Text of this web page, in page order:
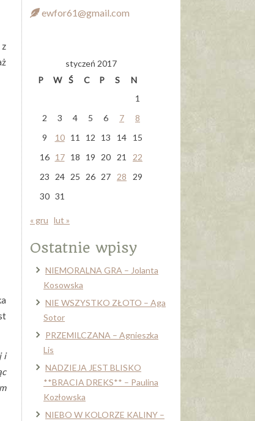
i
ewfor61@gmail.com
styczeń 2017
P
W Ś C P S
N
1
2
3 4 5 6 7
8
9
10 11 12 13 14
15
16
17 18 19 20 21
22
23
24 25 26 27 28
29
30 31
« gru lut »
Ostatnie wpisy
NIEMORALNA GRA – Jolanta
Kosowska
NIE WSZYSTKO ZŁOTO – Aga
Sotor
PRZEMILCZANA – Agnieszka
Lis
NADZIEJA JEST BLISKO
**BRACIA DREKS** – Paulina
Kozłowska
NIEBO W KOLORZE KALINY –